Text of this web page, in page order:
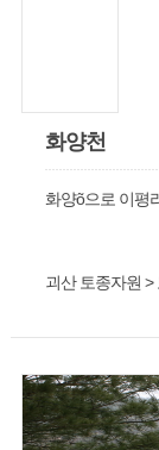
화양천
화양õ으로 이평
괴산 토종자원